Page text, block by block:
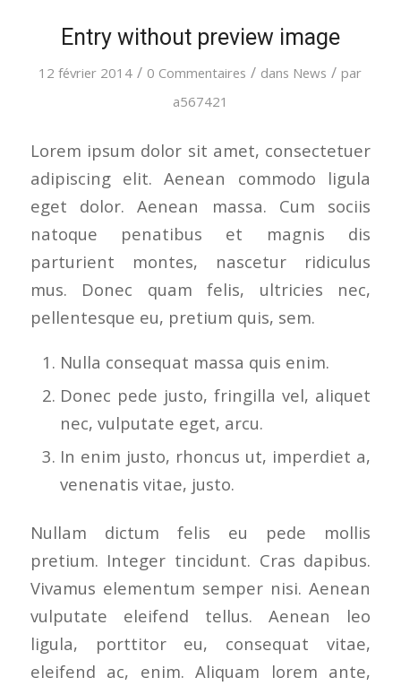
Entry without preview image
12 février 2014 / 0 Commentaires / dans News / par
a567421
Lorem ipsum dolor sit amet, consectetuer
adipiscing elit. Aenean commodo ligula
eget dolor. Aenean massa. Cum sociis
natoque penatibus et magnis dis
parturient montes, nascetur ridiculus
mus. Donec quam felis, ultricies nec,
pellentesque eu, pretium quis, sem.
Nulla consequat massa quis enim.
Donec pede justo, fringilla vel, aliquet
nec, vulputate eget, arcu.
In enim justo, rhoncus ut, imperdiet a,
venenatis vitae, justo.
Nullam dictum felis eu pede mollis
pretium. Integer tincidunt. Cras dapibus.
Vivamus elementum semper nisi. Aenean
vulputate eleifend tellus. Aenean leo
ligula, porttitor eu, consequat vitae,
eleifend ac, enim. Aliquam lorem ante,